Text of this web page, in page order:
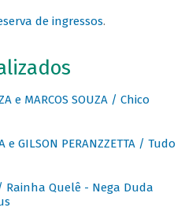
de ingressos.
e MARCOS SOUZA / Chico
e GILSON PERANZZETTA / Tudo
/ Rainha Quelê - Nega Duda